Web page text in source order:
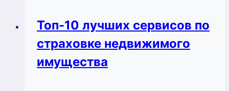
Топ-10 лучших сервисов по
страховке недвижимого
имущества